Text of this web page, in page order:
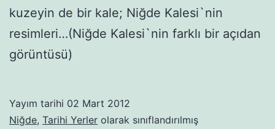
kuzeyin de bir kale; Niğde Kalesi`nin
resimleri…(Niğde Kalesi`nin farklı bir açıdan
görüntüsü)
Yayım tarihi 02 Mart 2012
Niğde, Tarihi Yerler olarak sınıflandırılmış